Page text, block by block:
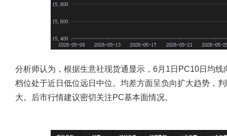
分析师认为，根据生意社现货通显示，6月1日PC10日均
档位处于近日低位远日中位。均差方面呈负向扩大趋势，
大。后市行情建议密切关注PC基本面情况。